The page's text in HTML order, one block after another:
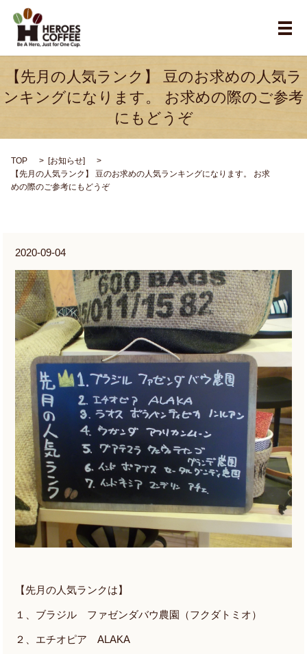
メ
【先月の人気ランク】 豆のお求めの人気ラ
ンキングになります。 お求めの際のご参考
にもどうぞ
TOP [お知らせ]
【先月の人気ランク】 豆のお求めの人気ランキングになります。 お求
めの際のご参考にもどうぞ
2020-09-04
【先月の人気ランクは】
１、ブラジル ファゼンダバウ農園（フクダトミオ）
２、エチオピアALAKA